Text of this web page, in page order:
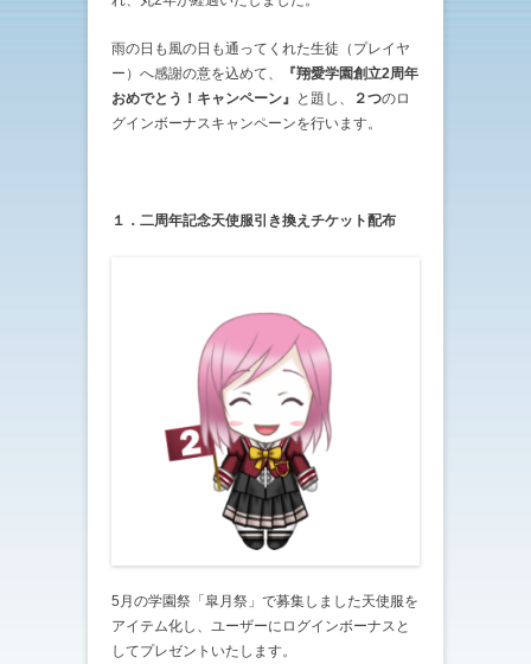
雨の日も風の日も通ってくれた生徒（プレイヤ
ー）へ感謝の意を込めて、
『翔愛学園創立2周年
おめでとう！キャンペーン』 と題し、 ２つのロ
グインボーナスキャンペーンを行います。
１．二周年記念天使服引き換えチケット配布
5月の学園祭「皐月祭」で募集しました天使服を
アイテム化し、ユーザーにログインボーナスと
してプレゼントいたします。